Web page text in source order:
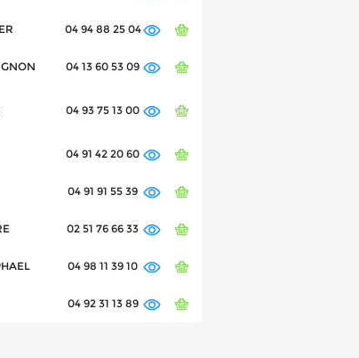
04 94 88 25 04
04 13 60 53 09
04 93 75 13 00
04 91 42 20 60
04 91 91 55 39
02 51 76 66 33
04 98 11 39 10
04 92 31 13 89